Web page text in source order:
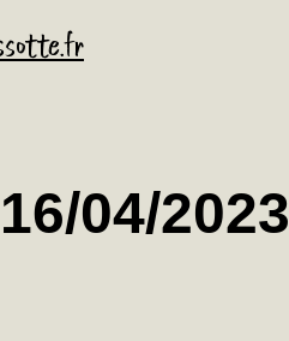
04/2023